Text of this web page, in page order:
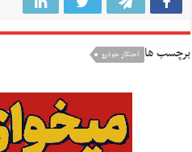
برچسب ها احتکار خودرو